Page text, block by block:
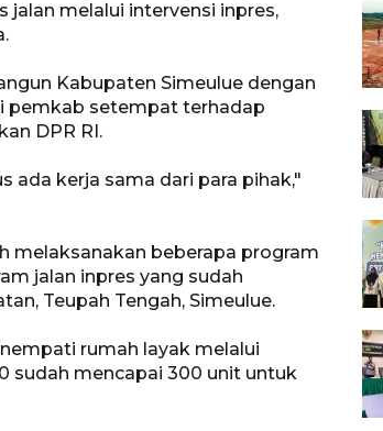
jalan melalui intervensi inpres,
Kabupaten Simeulue dengan
pemkab setempat terhadap
DPR RI.
ada kerja sama dari para pihak,"
melaksanakan beberapa program
jalan inpres yang sudah
Teupah Tengah, Simeulue.
rumah layak melalui
sudah mencapai 300 unit untuk